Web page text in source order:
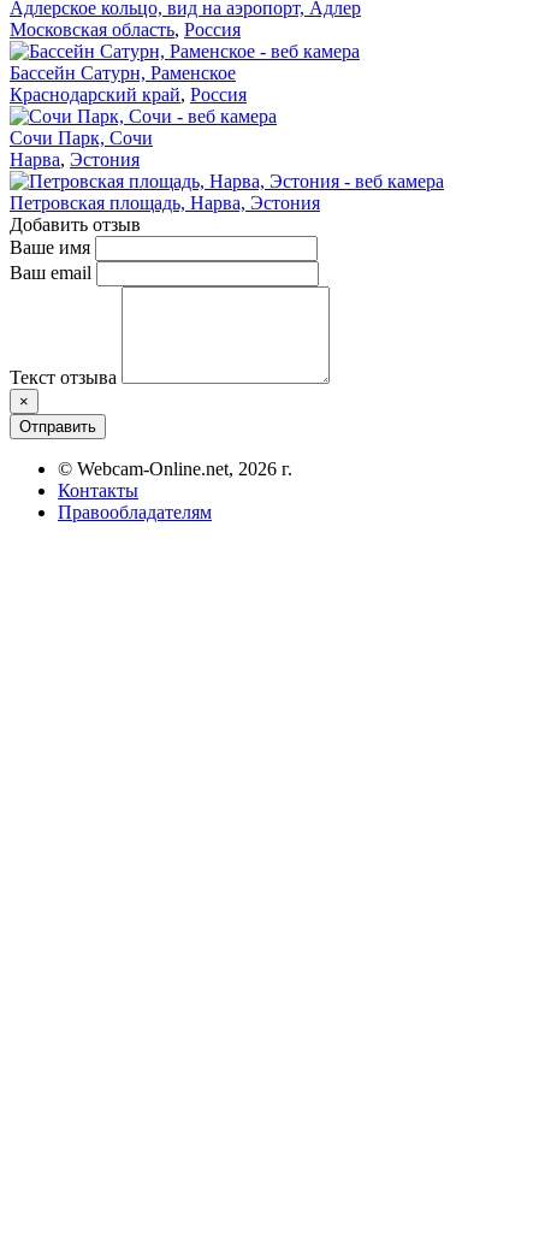
Адлерское кольцо, вид на аэропорт, Адлер
Московская область, Россия
Бассейн Сатурн, Раменское
Краснодарский край, Россия
Сочи Парк, Сочи
Нарва, Эстония
Петровская площадь, Нарва, Эстония
Добавить отзыв
Ваше имя
Ваш email
Текст отзыва
×
Отправить
© Webcam-Online.net, 2026 г.
Контакты
Правообладателям